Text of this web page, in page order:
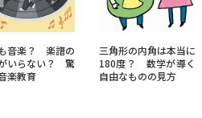
音楽？ 楽譜の
いらない？ 驚
楽教育
三角形の内角は本当に
180度？ 数学が導く
自由なものの見方